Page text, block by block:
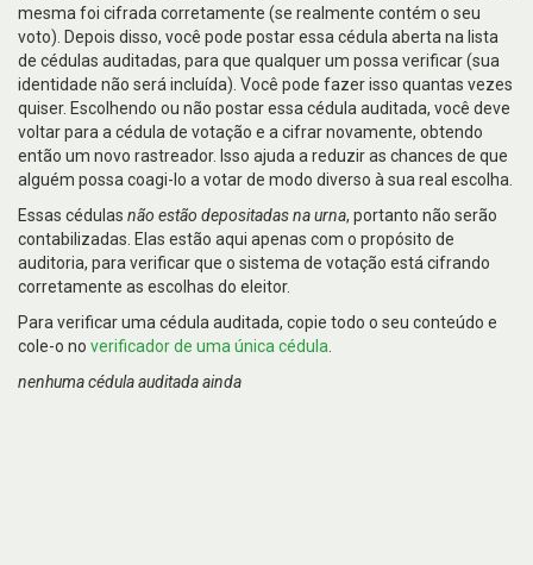
mesma foi cifrada corretamente (se realmente contém o seu
voto). Depois disso, você pode postar essa cédula aberta na lista
de cédulas auditadas, para que qualquer um possa verificar (sua
identidade não será incluída). Você pode fazer isso quantas vezes
quiser. Escolhendo ou não postar essa cédula auditada, você deve
voltar para a cédula de votação e a cifrar novamente, obtendo
então um novo rastreador. Isso ajuda a reduzir as chances de que
alguém possa coagi-lo a votar de modo diverso à sua real escolha.
Essas cédulas não estão depositadas na urna, portanto não serão
contabilizadas. Elas estão aqui apenas com o propósito de
auditoria, para verificar que o sistema de votação está cifrando
corretamente as escolhas do eleitor.
Para verificar uma cédula auditada, copie todo o seu conteúdo e
cole-o no verificador de uma única cédula
nenhuma cédula auditada ainda